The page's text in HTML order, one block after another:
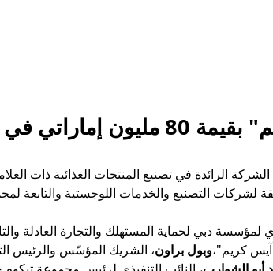
دبي الصناعية
الرائدة في تصنيع المنتجات الغذائية ذات
لمؤسسة دبي لحماية المستهلك والتجارة العادلة
كريم"،وبول براون، الشريك المؤسّس والرئيس